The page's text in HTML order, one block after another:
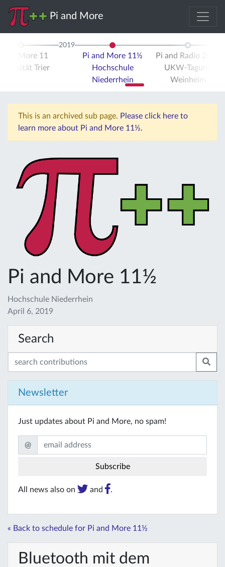
Pi and More
and More 11
Trier
2019
Pi and More 11½
Hochschule
Niederrhein
Pi and Radio 2019
UKW-Tagung
Weinheim
This is an archived sub page. Please click here to
learn more about Pi and More 11½.
Pi and More 11½
Hochschule Niederrhein
April 6, 2019
Search
Newsletter
Just updates about Pi and More, no spam!
@
All news also on and .
« Back to schedule for Pi and More 11½
Bluetooth mit dem